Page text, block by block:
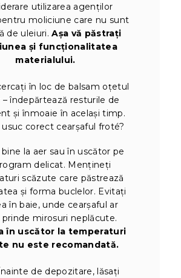
utilizarea agenților
moliciune care nu sunt
de uleiuri.Așa vă păstrați
și funcționalitatea
materialului.
în loc de balsam oțetul
– îndepărtează resturile de
și înmoaie în același timp.
usuc corect cearșaful froté?
la aer sau în uscător pe
delicat. Mențineți
scăzute care păstrează
și forma buclelor. Evitați
în baie, unde cearșaful ar
mirosuri neplăcute.
în uscător la temperaturi
nu este recomandată.
de depozitare, lăsați